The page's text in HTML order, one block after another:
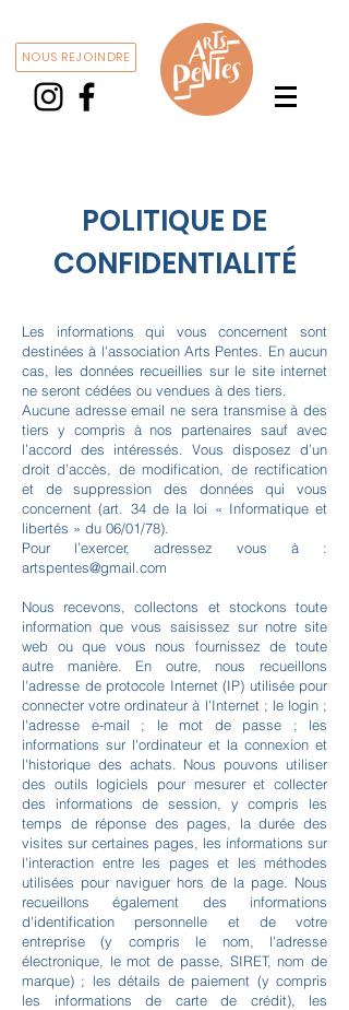
NOUS REJOINDRE
POLITIQUE DE
CONFIDENTIALITÉ
Les informations qui vous concernent sont
destinées à l'association Arts Pentes. En aucun
cas, les données recueillies sur le site internet
ne seront cédées ou vendues à des tiers.
Aucune adresse email ne sera transmise à des
tiers y compris à nos partenaires sauf avec
l’accord des intéressés. Vous disposez d’un
droit d’accès, de modification, de rectification
et de suppression des données qui vous
concernent (art. 34 de la loi « Informatique et
libertés » du 06/01/78).
Pour l’exercer, adressez vous à :
artspentes@gmail.com
Nous recevons, collectons et stockons toute
information que vous saisissez sur notre site
web ou que vous nous fournissez de toute
autre manière. En outre, nous recueillons
l'adresse de protocole Internet (IP) utilisée pour
connecter votre ordinateur à l'Internet ; le login ;
l'adresse e-mail ; le mot de passe ; les
informations sur l'ordinateur et la connexion et
l'historique des achats. Nous pouvons utiliser
des outils logiciels pour mesurer et collecter
des informations de session, y compris les
temps de réponse des pages, la durée des
visites sur certaines pages, les informations sur
l'interaction entre les pages et les méthodes
utilisées pour naviguer hors de la page. Nous
recueillons également des informations
d'identification personnelle et de votre
entreprise (y compris le nom, l'adresse
électronique, le mot de passe, SIRET, nom de
marque) ; les détails de paiement (y compris
les informations de carte de crédit), les